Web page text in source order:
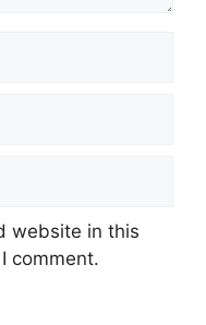
website in this
comment.